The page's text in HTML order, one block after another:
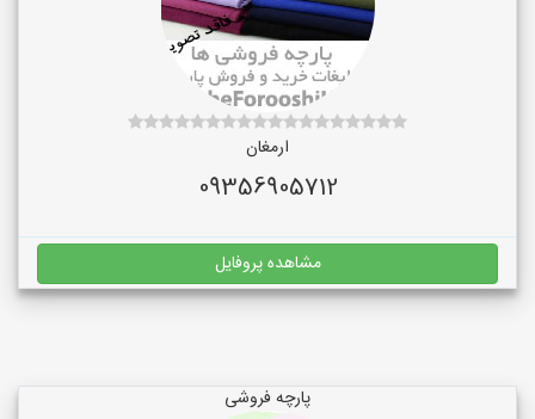
ارمغان
09356905712
مشاهده پروفایل
پارچه فروشی